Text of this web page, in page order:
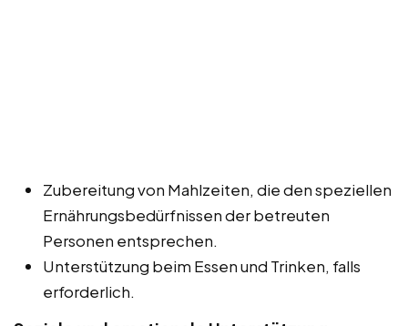
Zubereitung von Mahlzeiten, die den speziellen
Ernährungsbedürfnissen der betreuten
Personen entsprechen.
Unterstützung beim Essen und Trinken, falls
erforderlich.